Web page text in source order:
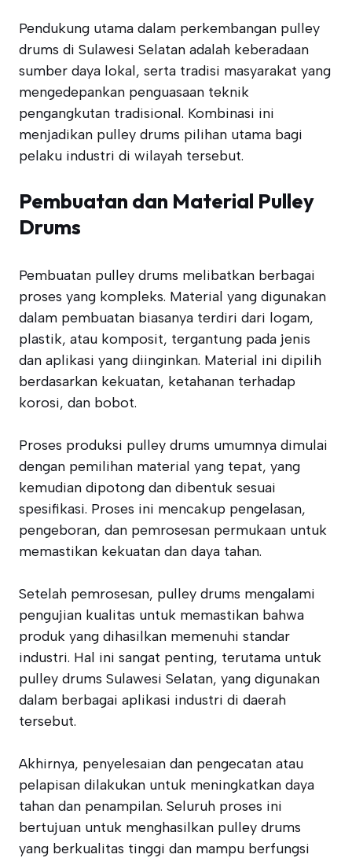
Pendukung utama dalam perkembangan pulley
drums di Sulawesi Selatan adalah keberadaan
sumber daya lokal, serta tradisi masyarakat yang
mengedepankan penguasaan teknik
pengangkutan tradisional. Kombinasi ini
menjadikan pulley drums pilihan utama bagi
pelaku industri di wilayah tersebut.
Pembuatan dan Material Pulley
Drums
Pembuatan pulley drums melibatkan berbagai
proses yang kompleks. Material yang digunakan
dalam pembuatan biasanya terdiri dari logam,
plastik, atau komposit, tergantung pada jenis
dan aplikasi yang diinginkan. Material ini dipilih
berdasarkan kekuatan, ketahanan terhadap
korosi, dan bobot.
Proses produksi pulley drums umumnya dimulai
dengan pemilihan material yang tepat, yang
kemudian dipotong dan dibentuk sesuai
spesifikasi. Proses ini mencakup pengelasan,
pengeboran, dan pemrosesan permukaan untuk
memastikan kekuatan dan daya tahan.
Setelah pemrosesan, pulley drums mengalami
pengujian kualitas untuk memastikan bahwa
produk yang dihasilkan memenuhi standar
industri. Hal ini sangat penting, terutama untuk
pulley drums Sulawesi Selatan, yang digunakan
dalam berbagai aplikasi industri di daerah
tersebut.
Akhirnya, penyelesaian dan pengecatan atau
pelapisan dilakukan untuk meningkatkan daya
tahan dan penampilan. Seluruh proses ini
bertujuan untuk menghasilkan pulley drums
yang berkualitas tinggi dan mampu berfungsi